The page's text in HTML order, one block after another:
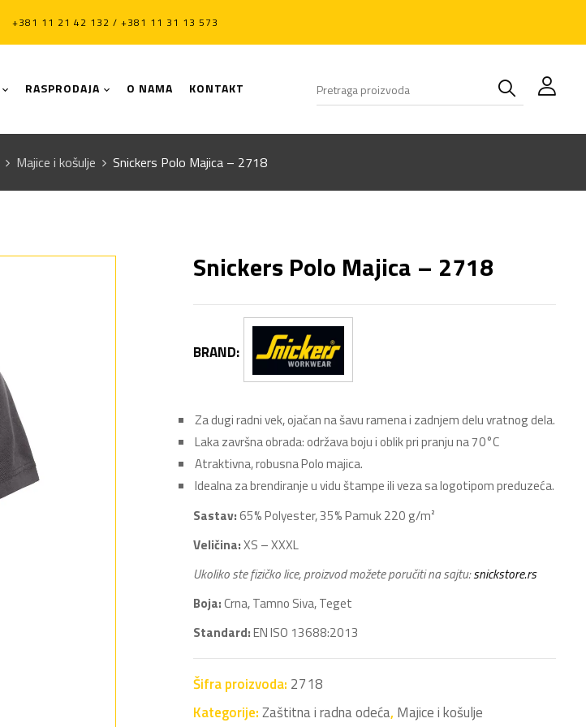
+381 11 21 42 132 / +381 11 31 13 573
RASPRODAJA O NAMA KONTAKT
Majice i košulje Snickers Polo Majica – 2718
Snickers Polo Majica – 2718
BRAND:
Za dugi radni vek, ojačan na šavu ramena i zadnjem delu vratnog dela.
Laka završna obrada: održava boju i oblik pri pranju na 70°C
Atraktivna, robusna Polo majica.
Idealna za brendiranje u vidu štampe ili veza sa logotipom preduzeća.
Sastav:65% Polyester, 35% Pamuk 220 g/m²
Veličina:XS – XXXL
Ukoliko ste fizičko lice, proizvod možete poručiti na sajtu:snickstore.rs
Boja:Crna, Tamno Siva, Teget
Standard:EN ISO 13688:2013
Šifra proizvoda: 2718
Kategorije:Zaštitna i radna odeća,Majice i košulje